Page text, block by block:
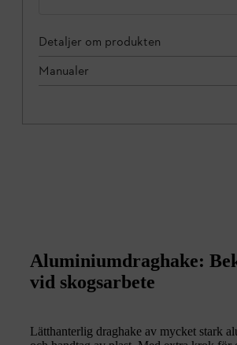
Detaljer om produkten
Manualer
Aluminiumdraghake:
vid skogsarbete
Lätthanterlig draghake av mycket stark